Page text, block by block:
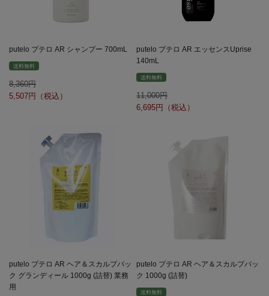
putelo プテロ AR シャンプー 700mL
送料無料
8,360
5,507
putelo プテロ AR エッセンスUprise
140mL
送料無料
11,000
6,695
putelo プテロ AR ヘア＆スカルプパッ
ク グランディール 1000g (詰替) 業務
用
putelo プテロ AR ヘア＆スカルプパッ
ク 1000g (詰替)
送料無料